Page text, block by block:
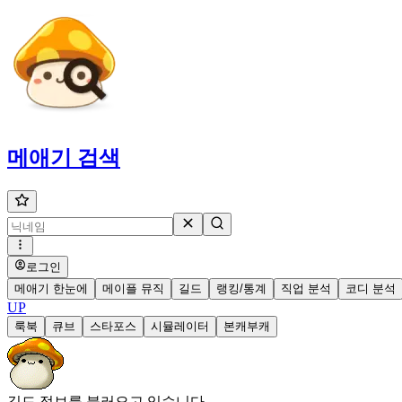
메애기 검색
로그인
메애기 한눈에
메이플 뮤직 길드 랭킹/통계 직업 분석 코디 분석
UP
룩북 큐브 스타포스 시뮬레이터 본캐부캐